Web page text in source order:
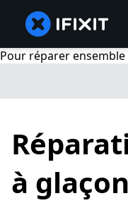
Pour réparer ensemble
à